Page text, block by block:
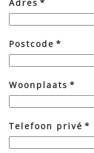
Adres *
Postcode *
Woonplaats *
Telefoon privé *